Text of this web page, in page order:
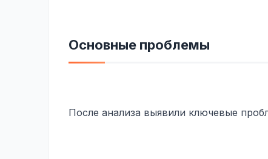
Основные проблемы
После анализа выявили ключевые